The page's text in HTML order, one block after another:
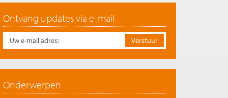
Ontvang updates via e-mail
Onderwerpen